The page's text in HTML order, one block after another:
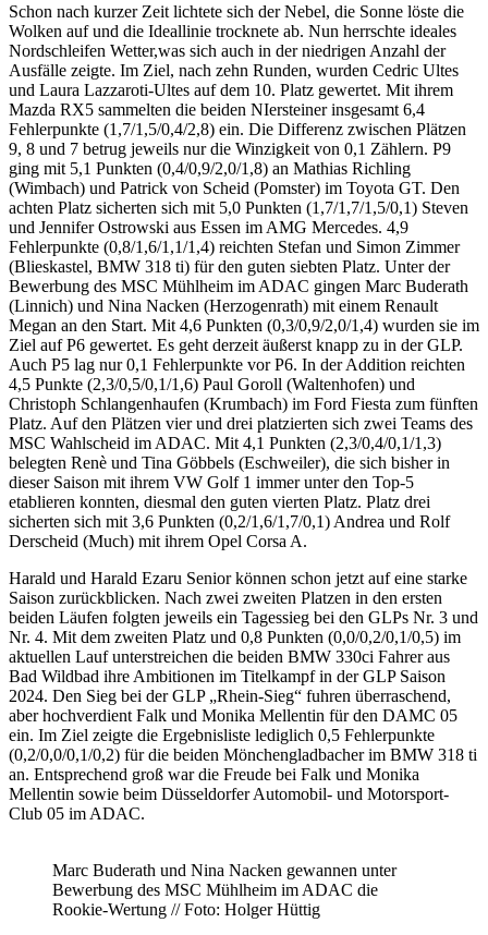
Schon nach kurzer Zeit lichtete sich der Nebel, die Sonne löste die
Wolken auf und die Ideallinie trocknete ab. Nun herrschte ideales
Nordschleifen Wetter,was sich auch in der niedrigen Anzahl der
Ausfälle zeigte. Im Ziel, nach zehn Runden, wurden Cedric Ultes
und Laura Lazzaroti-Ultes auf dem 10. Platz gewertet. Mit ihrem
Mazda RX5 sammelten die beiden NIersteiner insgesamt 6,4
Fehlerpunkte (1,7/1,5/0,4/2,8) ein. Die Differenz zwischen Plätzen
9, 8 und 7 betrug jeweils nur die Winzigkeit von 0,1 Zählern. P9
ging mit 5,1 Punkten (0,4/0,9/2,0/1,8) an Mathias Richling
(Wimbach) und Patrick von Scheid (Pomster) im Toyota GT. Den
achten Platz sicherten sich mit 5,0 Punkten (1,7/1,7/1,5/0,1) Steven
und Jennifer Ostrowski aus Essen im AMG Mercedes. 4,9
Fehlerpunkte (0,8/1,6/1,1/1,4) reichten Stefan und Simon Zimmer
(Blieskastel, BMW 318 ti) für den guten siebten Platz. Unter der
Bewerbung des MSC Mühlheim im ADAC gingen Marc Buderath
(Linnich) und Nina Nacken (Herzogenrath) mit einem Renault
Megan an den Start. Mit 4,6 Punkten (0,3/0,9/2,0/1,4) wurden sie im
Ziel auf P6 gewertet. Es geht derzeit äußerst knapp zu in der GLP.
Auch P5 lag nur 0,1 Fehlerpunkte vor P6. In der Addition reichten
4,5 Punkte (2,3/0,5/0,1/1,6) Paul Goroll (Waltenhofen) und
Christoph Schlangenhaufen (Krumbach) im Ford Fiesta zum fünften
Platz. Auf den Plätzen vier und drei platzierten sich zwei Teams des
MSC Wahlscheid im ADAC. Mit 4,1 Punkten (2,3/0,4/0,1/1,3)
belegten Renè und Tina Göbbels (Eschweiler), die sich bisher in
dieser Saison mit ihrem VW Golf 1 immer unter den Top-5
etablieren konnten, diesmal den guten vierten Platz. Platz drei
sicherten sich mit 3,6 Punkten (0,2/1,6/1,7/0,1) Andrea und Rolf
Derscheid (Much) mit ihrem Opel Corsa A.
Harald und Harald Ezaru Senior können schon jetzt auf eine starke
Saison zurückblicken. Nach zwei zweiten Platzen in den ersten
beiden Läufen folgten jeweils ein Tagessieg bei den GLPs Nr. 3 und
Nr. 4. Mit dem zweiten Platz und 0,8 Punkten (0,0/0,2/0,1/0,5) im
aktuellen Lauf unterstreichen die beiden BMW 330ci Fahrer aus
Bad Wildbad ihre Ambitionen im Titelkampf in der GLP Saison
2024. Den Sieg bei der GLP „Rhein-Sieg“ fuhren überraschend,
aber hochverdient Falk und Monika Mellentin für den DAMC 05
ein. Im Ziel zeigte die Ergebnisliste lediglich 0,5 Fehlerpunkte
(0,2/0,0/0,1/0,2) für die beiden Mönchengladbacher im BMW 318 ti
an. Entsprechend groß war die Freude bei Falk und Monika
Mellentin sowie beim Düsseldorfer Automobil- und Motorsport-
Club 05 im ADAC.
Marc Buderath und Nina Nacken gewannen unter
Bewerbung des MSC Mühlheim im ADAC die
Rookie-Wertung // Foto: Holger Hüttig